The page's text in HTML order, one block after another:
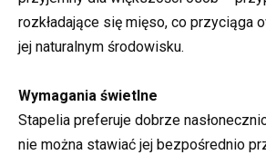
rozkładające się mięso, co przyciąga
jej naturalnym środowisku.
Wymagania świetlne
Stapelia preferuje dobrze
nie można stawiać jej bezpośrednio